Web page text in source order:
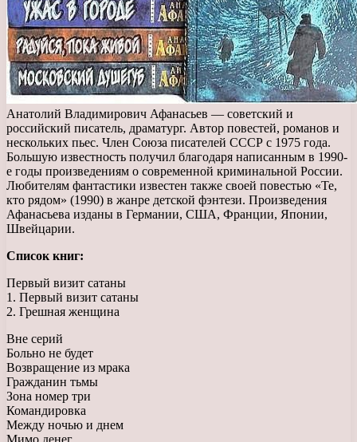
Анатолий Владимирович Афанасьев — советский и
российский писатель, драматург. Автор повестей, романов и
нескольких пьес. Член Союза писателей СССР с 1975 года.
Большую известность получил благодаря написанным в 1990-
е годы произведениям о современной криминальной России.
Любителям фантастики известен также своей повестью «Те,
кто рядом» (1990) в жанре детской фэнтези. Произведения
Афанасьева изданы в Германии, США, Франции, Японии,
Швейцарии.
Список книг:
Первый визит сатаны
1. Первый визит сатаны
2. Грешная женщина
Вне серий
Больно не будет
Возвращение из мрака
Гражданин тьмы
Зона номер три
Командировка
Между ночью и днем
Мимо денег